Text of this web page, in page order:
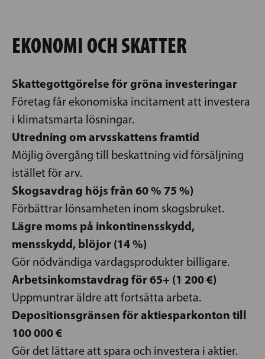
EKONOMI OCH SKATTER
Skattegottgörelse för gröna investeringar
Företag får ekonomiska incitament att investera
i klimatsmarta lösningar.
Utredning om arvsskattens framtid
Möjlig övergång till beskattning vid försäljning
istället för arv.
Skogsavdrag höjs från 60 % 75 %)
Förbättrar lönsamheten inom skogsbruket.
Lägre moms på inkontinensskydd,
mensskydd, blöjor (14 %)
Gör nödvändiga vardagsprodukter billigare.
Arbetsinkomstavdrag för 65+ (1 200 €)
Uppmuntrar äldre att fortsätta arbeta.
Depositionsgränsen för aktiesparkonton till
100 000 €
Gör det lättare att spara och investera i aktier.